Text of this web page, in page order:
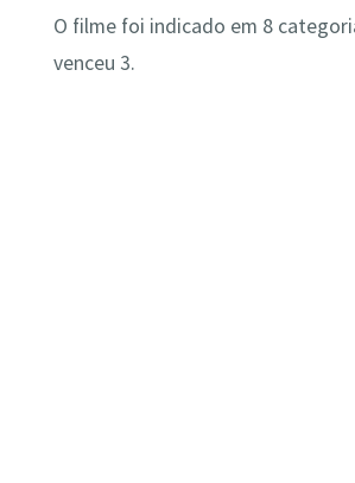
O filme foi indicado em 8
venceu 3.